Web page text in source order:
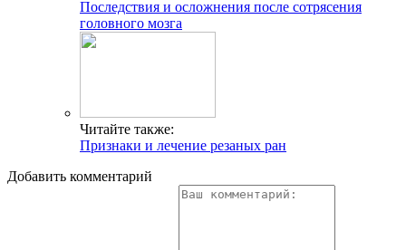
Последствия и осложнения после сотрясения
головного мозга
Читайте также:
Признаки и лечение резаных ран
Добавить комментарий